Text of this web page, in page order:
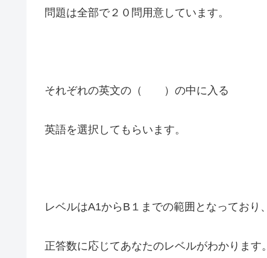
問題は全部で２０問用意しています。
それぞれの英文の（ ）の中に入る
英語を選択してもらいます。
レベルはA1からB１までの範囲となっており、
正答数に応じてあなたのレベルがわかります。